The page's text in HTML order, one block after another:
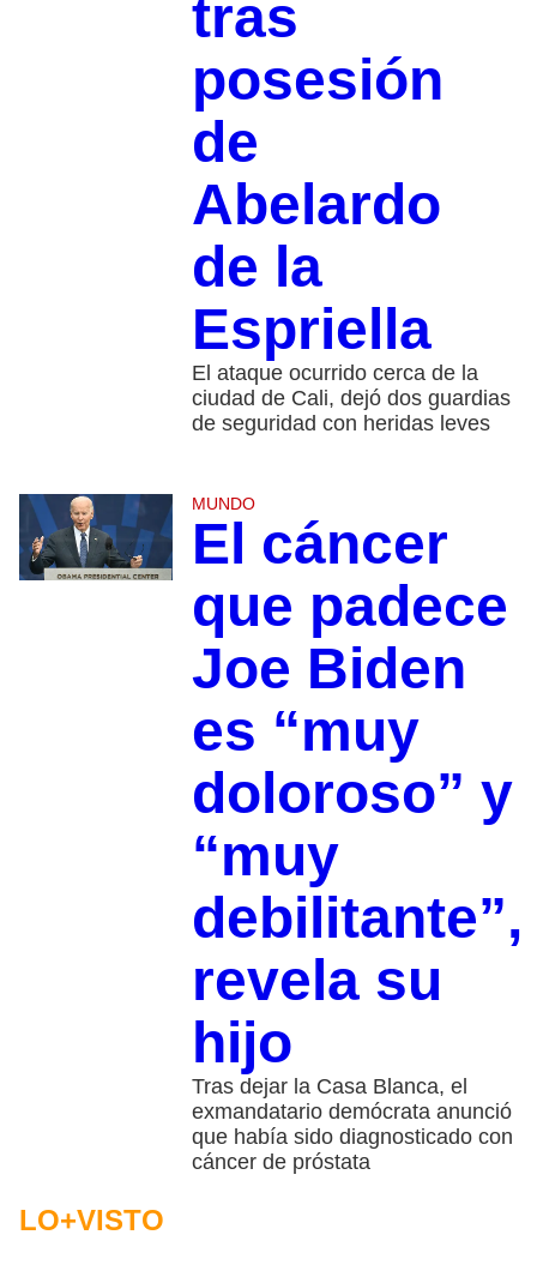
tras
posesión
de
Abelardo
de la
Espriella
El ataque ocurrido cerca de la
ciudad de Cali, dejó dos guardias
de seguridad con heridas leves
MUNDO
El cáncer
que padece
Joe Biden
es “muy
doloroso” y
“muy
debilitante”,
revela su
hijo
Tras dejar la Casa Blanca, el
exmandatario demócrata anunció
que había sido diagnosticado con
cáncer de próstata
LO+VISTO